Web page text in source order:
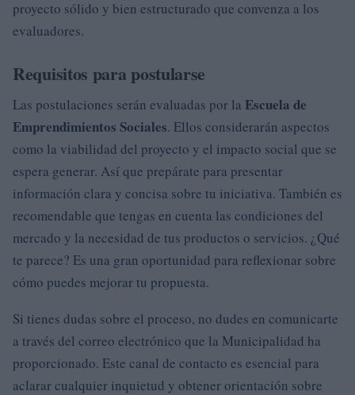
proyecto sólido y bien estructurado que convenza a los
evaluadores.
Requisitos para postularse
Las postulaciones serán evaluadas por la Escuela de
Emprendimientos Sociales. Ellos considerarán aspectos
como la viabilidad del proyecto y el impacto social que se
espera generar. Así que prepárate para presentar
información clara y concisa sobre tu iniciativa. También es
recomendable que tengas en cuenta las condiciones del
mercado y la necesidad de tus productos o servicios. ¿Qué
te parece? Es una gran oportunidad para reflexionar sobre
cómo puedes mejorar tu propuesta.
Si tienes dudas sobre el proceso, no dudes en comunicarte
a través del correo electrónico que la Municipalidad ha
proporcionado. Este canal de contacto es esencial para
aclarar cualquier inquietud y obtener orientación sobre